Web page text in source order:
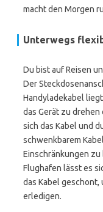
macht den Morgen
Unterwegs
Du bist auf Reisen
Der
Handyladekabel
das Gerät zu
sich das Kabel und
schwenkbarem
Einschränkungen zu
Flughafen lässt es
das Kabel
erledigen.